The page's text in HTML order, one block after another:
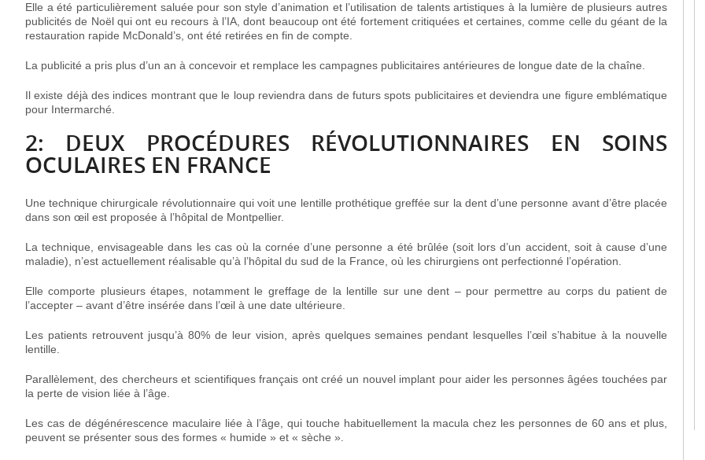
Elle a été particulièrement saluée pour son style d’animation et l’utilisation de talents artistiques à la lumière de plusieurs autres
publicités de Noël qui ont eu recours à l’IA, dont beaucoup ont été fortement critiquées et certaines, comme celle du géant de la
restauration rapide McDonald’s, ont été retirées en fin de compte.
La publicité a pris plus d’un an à concevoir et remplace les campagnes publicitaires antérieures de longue date de la chaîne.
Il existe déjà des indices montrant que le loup reviendra dans de futurs spots publicitaires et deviendra une figure emblématique
pour Intermarché.
2: DEUX PROCÉDURES RÉVOLUTIONNAIRES EN SOINS
OCULAIRES EN FRANCE
Une technique chirurgicale révolutionnaire qui voit une lentille prothétique greffée sur la dent d’une personne avant d’être placée
dans son œil est proposée à l’hôpital de Montpellier.
La technique, envisageable dans les cas où la cornée d’une personne a été brûlée (soit lors d’un accident, soit à cause d’une
maladie), n’est actuellement réalisable qu’à l’hôpital du sud de la France, où les chirurgiens ont perfectionné l’opération.
Elle comporte plusieurs étapes, notamment le greffage de la lentille sur une dent – pour permettre au corps du patient de
l’accepter – avant d’être insérée dans l’œil à une date ultérieure.
Les patients retrouvent jusqu’à 80% de leur vision, après quelques semaines pendant lesquelles l’œil s’habitue à la nouvelle
lentille.
Parallèlement, des chercheurs et scientifiques français ont créé un nouvel implant pour aider les personnes âgées touchées par
la perte de vision liée à l’âge.
Les cas de dégénérescence maculaire liée à l’âge, qui touche habituellement la macula chez les personnes de 60 ans et plus,
peuvent se présenter sous des formes « humide » et « sèche ».